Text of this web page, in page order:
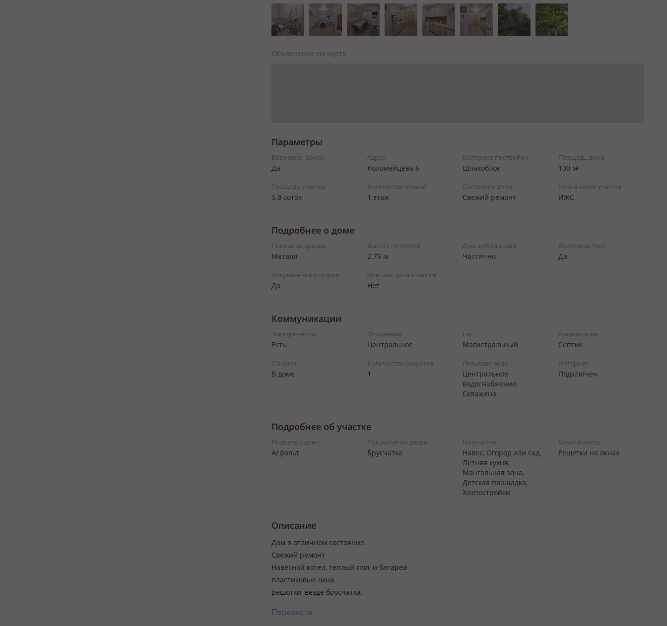
Объявление на карте
Параметры
Возможен обмен
Да
Адрес
Коломейцева 6
Материал постройки
Шлакоблок
Площадь дома
100 м²
Площадь участка
5.8 соток
Количество этажей
1 этаж
Состояние дома
Свежий ремонт
Назначение участка
ИЖС
Подробнее о доме
Покрытие крыши
Металл
Высота потолков
2.75 м
Дом меблирован
Частично
Возможен торг
Да
Документы в порядке
Да
Дом или дача в залоге
Нет
Коммуникации
Электричество
Есть
Отопление
Центральное
Газ
Магистральный
Канализация
Септик
Санузел
В доме
Количество санузлов
1
Питьевая вода
Центральное
водоснабжение,
Скважина
Интернет
Подключен
Подробнее об участке
Подъезд к дому
Асфальт
Покрытие во дворе
Брусчатка
На участке
Навес, Огород или сад,
Летняя кухня,
Мангальная зона,
Детская площадка,
Хозпостройки
Безопасность
Решетки на окнах
Описание
Дом в отличном состояние.
Свежий ремонт
Навесной котел, теплый пол, и батареи
пластиковые окна
решотки, везде брусчатка.
Перевести